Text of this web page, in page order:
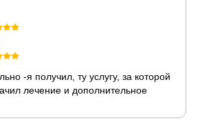
-я получил, ту услугу, за которой
лечение и дополнительное